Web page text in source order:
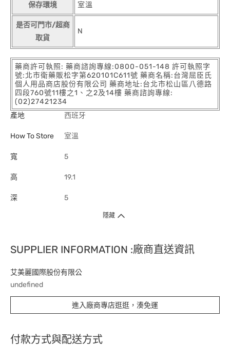
保存環境 室溫
是否可門市/超商
取貨
N
藥商許可執照: 藥商諮詢專線:0800-051-148 許可執照字
號:北市衛藥販松字第620101C611號 藥商名稱:台灣屈臣氏
個人用品商店股份有限公司 藥商地址:台北市松山區八德路
四段760號11樓之1、之2及14樓 藥商諮詢專線:
(02)27421234
產地
西班牙
How To Store 室溫
寬 5
高 19.1
深 5
隱藏
SUPPLIER INFORMATION :廠商直送資訊
艾美麗國際股份有限公
undefined
進入廠商專店逛逛，湊免運
付款方式與配送方式